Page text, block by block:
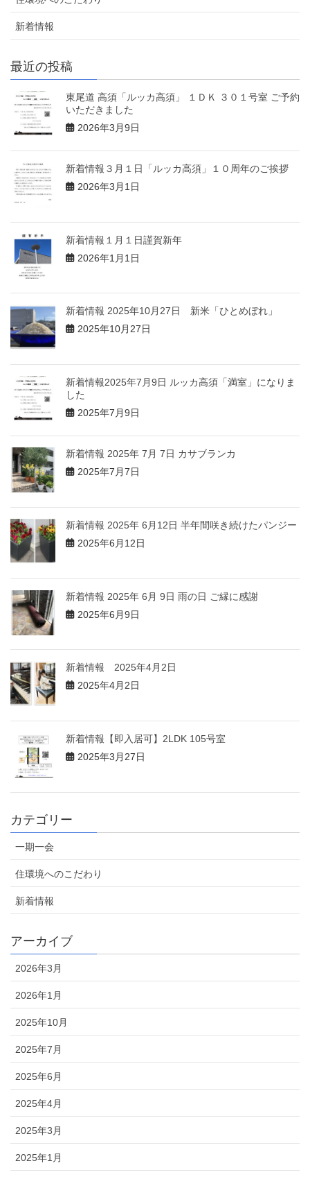
新着情報
最近の投稿
東尾道 高須「ルッカ高須」 １ＤＫ ３０１号室 ご予約
いただきました
2026年3月9日
新着情報３月１日「ルッカ高須」１０周年のご挨拶
2026年3月1日
新着情報１月１日謹賀新年
2026年1月1日
新着情報 2025年10月27日 新米「ひとめぼれ」
2025年10月27日
新着情報2025年7月9日 ルッカ高須「満室」になりま
した
2025年7月9日
新着情報 2025年 7月 7日 カサブランカ
2025年7月7日
新着情報 2025年 6月12日 半年間咲き続けたパンジー
2025年6月12日
新着情報 2025年 6月 9日 雨の日 ご縁に感謝
2025年6月9日
新着情報 2025年4月2日
2025年4月2日
新着情報【即入居可】2LDK 105号室
2025年3月27日
カテゴリー
一期一会
住環境へのこだわり
新着情報
アーカイブ
2026年3月
2026年1月
2025年10月
2025年7月
2025年6月
2025年4月
2025年3月
2025年1月